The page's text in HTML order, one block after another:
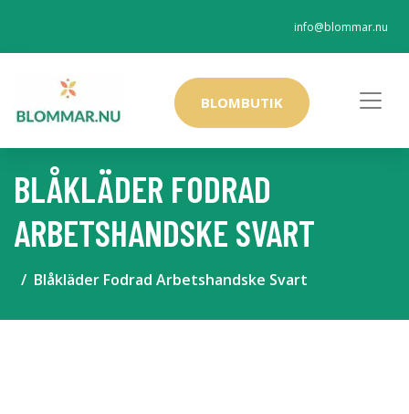
info@blommar.nu
BLOMBUTIK
BLÅKLÄDER FODRAD
ARBETSHANDSKE SVART
Blåkläder Fodrad Arbetshandske Svart